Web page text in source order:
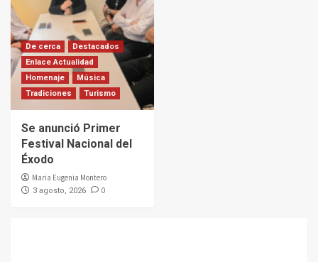
De cerca
Destacados
Enlace Actualidad
Homenaje
Música
Tradiciones
Turismo
Se anunció Primer
Festival Nacional del
Éxodo
Maria Eugenia Montero
3 agosto, 2026 0